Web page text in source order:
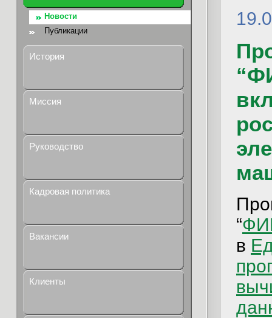
Новости
Публикации
История
Миссия
Руководство
Кадровая политика
Вакансии
Клиенты
“
в